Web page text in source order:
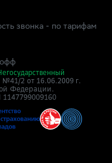
звонка - по тарифам
№41/2 от 16.06.2009 г.
Федерации.